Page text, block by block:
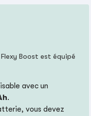
Boost est équipé
avec un
.
vous devez